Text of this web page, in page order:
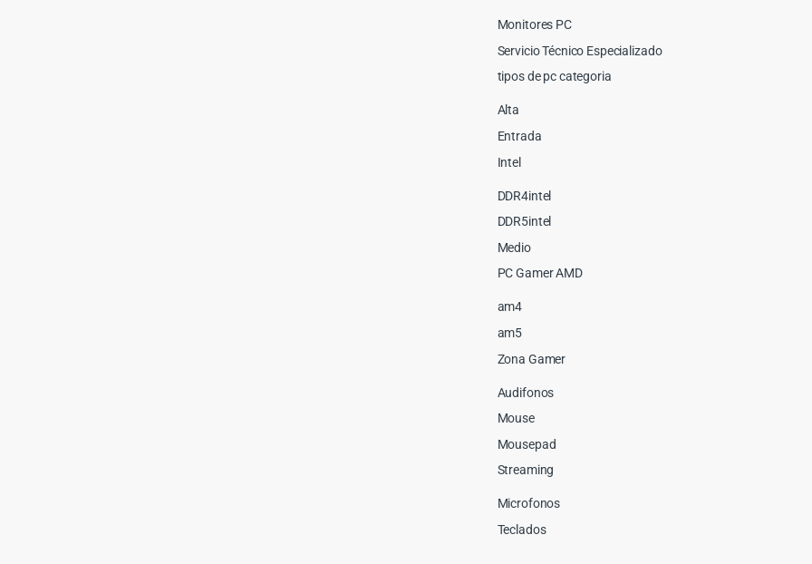
Monitores PC
Servicio Técnico Especializado
tipos de pc categoria
Alta
Entrada
Intel
DDR4intel
DDR5intel
Medio
PC Gamer AMD
am4
am5
Zona Gamer
Audifonos
Mouse
Mousepad
Streaming
Microfonos
Teclados